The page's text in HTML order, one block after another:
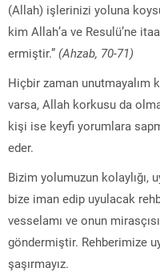
(Allah) işlerinizi yoluna
kim Allah’a ve Resulü’ne
ermiştir.” (Ahzab, 70-71)
Hiçbir zaman unutmayalım
varsa, Allah korkusu da
kişi ise keyfi yorumlara
eder.
Bizim yolumuzun kolaylığı,
bize iman edip uyulacak
vesselamı ve onun
göndermiştir. Rehberimize
şaşırmayız.